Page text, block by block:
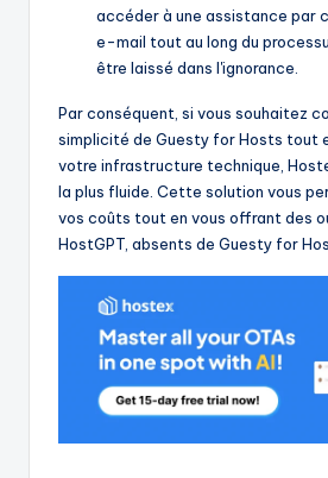
accéder à une assistance par
e-mail tout au long du
être laissé dans l'ignorance.
Par conséquent, si vous souhaitez
simplicité de Guesty for Hosts tout
votre infrastructure technique,
la plus fluide. Cette solution vous
vos coûts tout en vous offrant des
HostGPT, absents de Guesty for